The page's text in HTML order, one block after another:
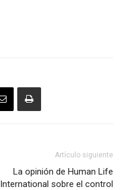
Artículo siguiente
La opinión de Human Life
International sobre el control